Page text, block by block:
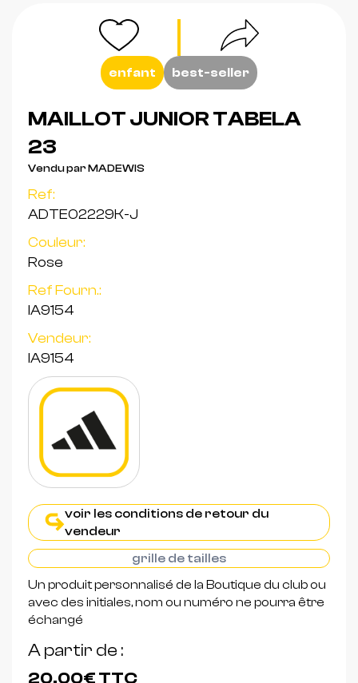
enfant best-seller
MAILLOT JUNIOR TABELA
23
Vendu par MADEWIS
Ref:
ADTE02229K-J
Couleur:
Rose
Ref Fourn.:
IA9154
Vendeur:
IA9154
voir les conditions de retour du
vendeur
grille de tailles
Un produit personnalisé de la Boutique du club ou
avec des initiales, nom ou numéro ne pourra être
échangé
A partir de
20,00€TTC